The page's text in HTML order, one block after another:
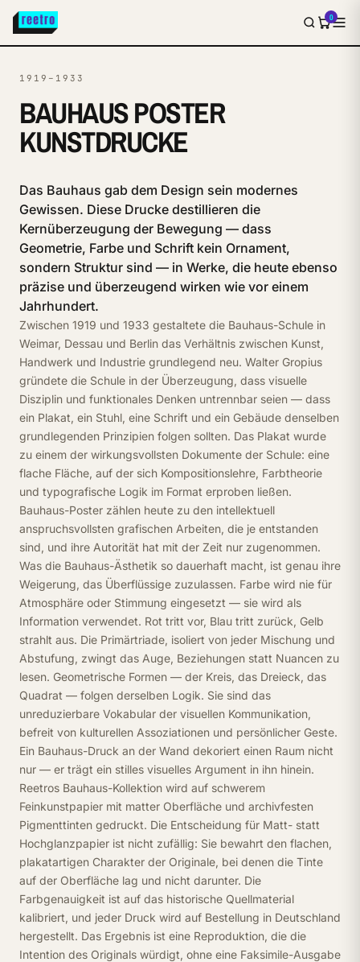
0
1919–1933
BAUHAUS POSTER
KUNSTDRUCKE
Das Bauhaus gab dem Design sein modernes
Gewissen. Diese Drucke destillieren die
Kernüberzeugung der Bewegung — dass
Geometrie, Farbe und Schrift kein Ornament,
sondern Struktur sind — in Werke, die heute ebenso
präzise und überzeugend wirken wie vor einem
Jahrhundert.
Zwischen 1919 und 1933 gestaltete die Bauhaus-Schule in
Weimar, Dessau und Berlin das Verhältnis zwischen Kunst,
Handwerk und Industrie grundlegend neu. Walter Gropius
gründete die Schule in der Überzeugung, dass visuelle
Disziplin und funktionales Denken untrennbar seien — dass
ein Plakat, ein Stuhl, eine Schrift und ein Gebäude denselben
grundlegenden Prinzipien folgen sollten. Das Plakat wurde
zu einem der wirkungsvollsten Dokumente der Schule: eine
flache Fläche, auf der sich Kompositionslehre, Farbtheorie
und typografische Logik im Format erproben ließen.
Bauhaus-Poster zählen heute zu den intellektuell
anspruchsvollsten grafischen Arbeiten, die je entstanden
sind, und ihre Autorität hat mit der Zeit nur zugenommen.
Was die Bauhaus-Ästhetik so dauerhaft macht, ist genau ihre
Weigerung, das Überflüssige zuzulassen. Farbe wird nie für
Atmosphäre oder Stimmung eingesetzt — sie wird als
Information verwendet. Rot tritt vor, Blau tritt zurück, Gelb
strahlt aus. Die Primärtriade, isoliert von jeder Mischung und
Abstufung, zwingt das Auge, Beziehungen statt Nuancen zu
lesen. Geometrische Formen — der Kreis, das Dreieck, das
Quadrat — folgen derselben Logik. Sie sind das
unreduzierbare Vokabular der visuellen Kommunikation,
befreit von kulturellen Assoziationen und persönlicher Geste.
Ein Bauhaus-Druck an der Wand dekoriert einen Raum nicht
nur — er trägt ein stilles visuelles Argument in ihn hinein.
Reetros Bauhaus-Kollektion wird auf schwerem
Feinkunstpapier mit matter Oberfläche und archivfesten
Pigmenttinten gedruckt. Die Entscheidung für Matt- statt
Hochglanzpapier ist nicht zufällig: Sie bewahrt den flachen,
plakatartigen Charakter der Originale, bei denen die Tinte
auf der Oberfläche lag und nicht darunter. Die
Farbgenauigkeit ist auf das historische Quellmaterial
kalibriert, und jeder Druck wird auf Bestellung in Deutschland
hergestellt. Das Ergebnis ist eine Reproduktion, die die
Intention des Originals würdigt, ohne eine Faksimile-Ausgabe